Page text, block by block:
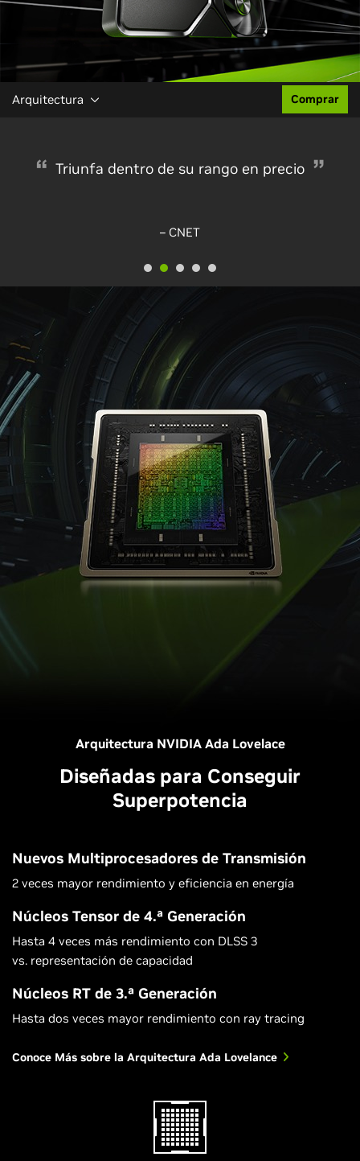
Arquitectura Comprar
Triunfa dentro de su rango en precio
– CNET
Arquitectura NVIDIA Ada Lovelace
Diseñadas para Conseguir
Superpotencia
Nuevos Multiprocesadores de Transmisión
2 veces mayor rendimiento y eficiencia en energía
Núcleos Tensor de 4.ª Generación
Hasta 4 veces más rendimiento con DLSS 3
vs. representación de capacidad
Núcleos RT de 3.ª Generación
Hasta dos veces mayor rendimiento con ray tracing
Conoce Más sobre la Arquitectura Ada Lovelance